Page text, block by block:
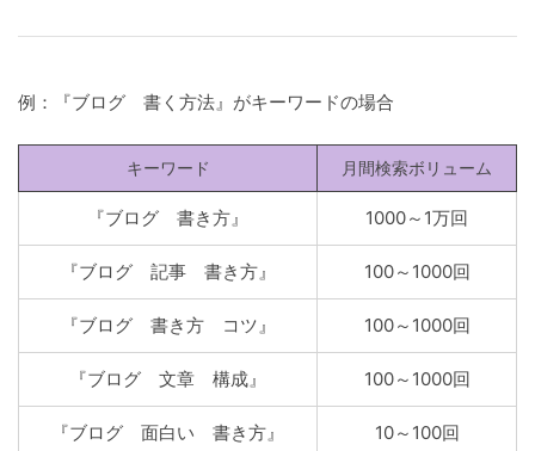
例：『ブログ 書く方法』がキーワードの場合
キーワード 月間検索ボリューム
『ブログ 書き方』 1000～1万回
『ブログ 記事 書き方』 100～1000回
『ブログ 書き方 コツ』 100～1000回
『ブログ 文章 構成』 100～1000回
『ブログ 面白い 書き方』 10～100回